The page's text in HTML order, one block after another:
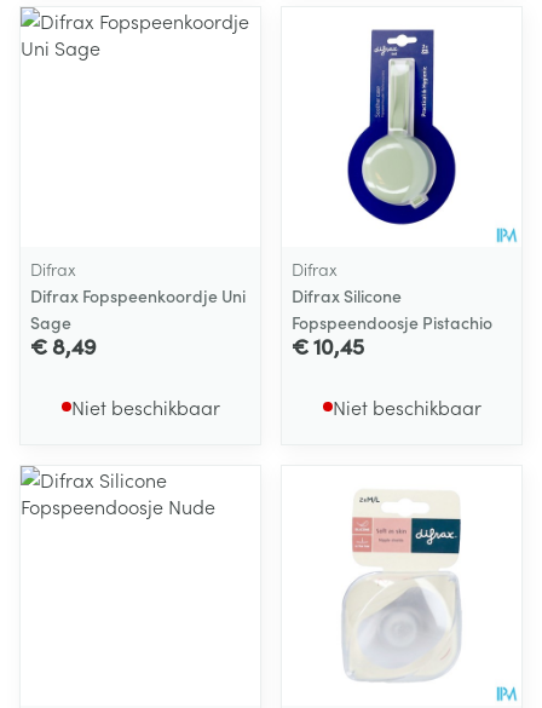
Difrax
Difrax Fopspeenkoordje Uni
Sage
€ 8,49
Niet beschikbaar
Difrax
Difrax Silicone
Fopspeendoosje Pistachio
€ 10,45
Niet beschikbaar